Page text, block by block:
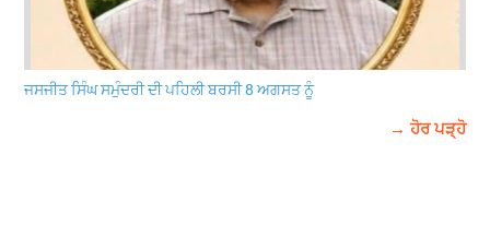
ਜਸਜੀਤ ਸਿੰਘ ਸਮੁੰਦਰੀ ਦੀ ਪਹਿਲੀ ਬਰਸੀ 8 ਅਗਸਤ ਨੂੰ
→ ਹੋਰ ਪੜ੍ਹੋ